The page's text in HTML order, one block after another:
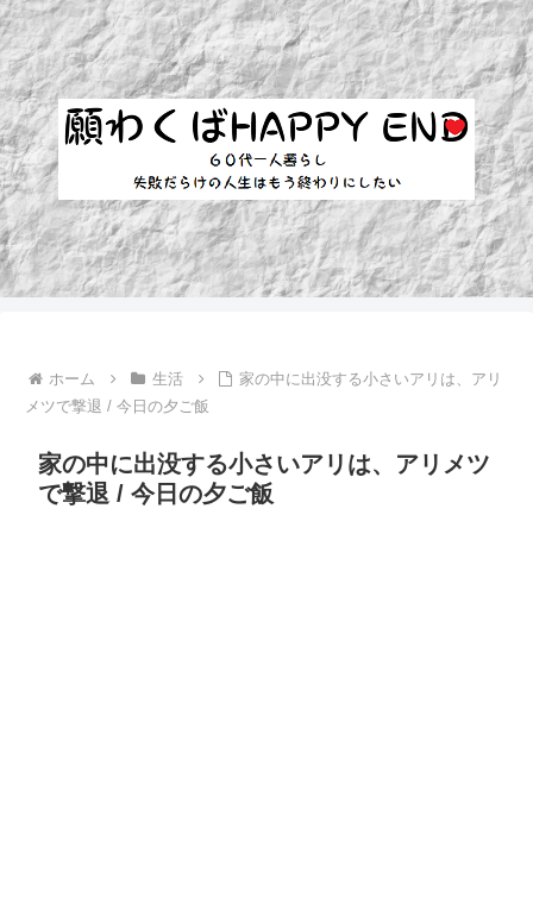
ホーム 生活
家の中に出没する小さいアリは、アリ
メツで撃退 / 今日の夕ご飯
家の中に出没する小さいアリは、アリメツ
で撃退 / 今日の夕ご飯